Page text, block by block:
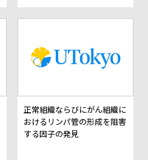
正常組織ならびにがん組織に
おけるリンパ管の形成を阻害
する因子の発見